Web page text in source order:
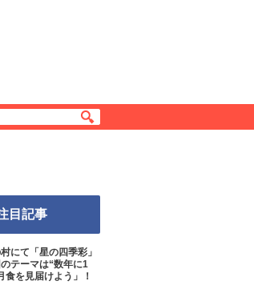
目記事
にて「星の四季彩」
テーマは“数年に1
食を見届けよう」！